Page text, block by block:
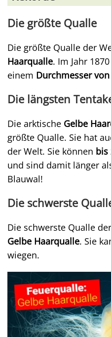
Die größte Qualle
Die größte Qualle der
Haarqualle. Im Jahr
einem Durchmesser
Die längsten
Die arktische Gelbe
größte Qualle. Sie hat
der Welt. Sie können bis
und sind damit länger
Blauwal!
Die schwerste
Die schwerste Qualle
Gelbe Haarqualle. Sie
wiegen.